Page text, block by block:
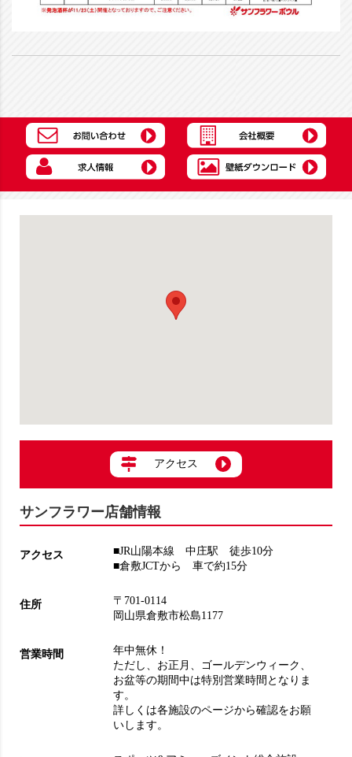
アクセス
サンフラワー店舗情報
アクセス
■JR山陽本線 中庄駅 徒歩10分
■倉敷JCTから 車で約15分
住所
〒701-0114
岡山県倉敷市松島1177
営業時間
年中無休！
ただし、お正月、ゴールデンウィーク、
お盆等の期間中は特別営業時間となりま
す。
詳しくは各施設のページから確認をお願
いします。